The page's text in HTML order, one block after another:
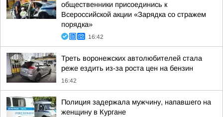
общественники присоединись к
Всероссийской акции «Зарядка со стражем
порядка»
16:42
Треть воронежских автолюбителей стала
реже ездить из-за роста цен на бензин
16:42
Полиция задержала мужчину, напавшего на
женщину в Кургане